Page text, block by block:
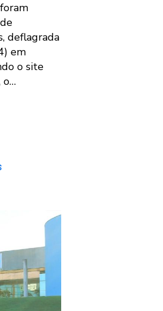
deflagrada
em
o site
o…